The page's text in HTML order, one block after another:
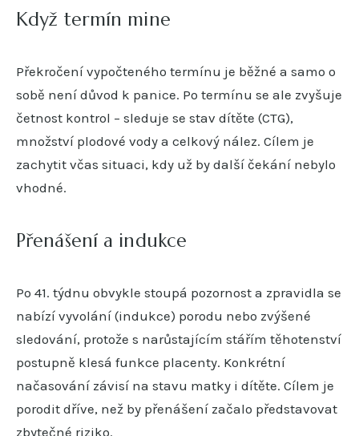
Když termín mine
Překročení vypočteného termínu je běžné a samo o
sobě není důvod k panice. Po termínu se ale zvyšuje
četnost kontrol – sleduje se stav dítěte (CTG),
množství plodové vody a celkový nález. Cílem je
zachytit včas situaci, kdy už by další čekání nebylo
vhodné.
Přenášení a indukce
Po 41. týdnu obvykle stoupá pozornost a zpravidla se
nabízí vyvolání (indukce) porodu nebo zvýšené
sledování, protože s narůstajícím stářím těhotenství
postupně klesá funkce placenty. Konkrétní
načasování závisí na stavu matky i dítěte. Cílem je
porodit dříve, než by přenášení začalo představovat
zbytečné riziko.